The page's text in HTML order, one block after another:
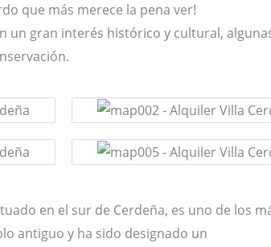
que más merece la pena ver!
un gran interés histórico y cultural,
en el sur de Cerdeña, es uno de los
antiguo y ha sido designado un